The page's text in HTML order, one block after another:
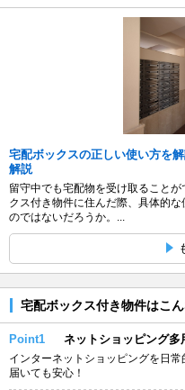
宅配ボックスの正しい使い方を
解説
留守中でも宅配物を受け取ること
クス付き物件に住んだ際、具体的
のではないだろうか。...
宅配ボックス付き物件はこ
Point1 ネットショッピング多
インターネットショッピングを日
届いても安心！